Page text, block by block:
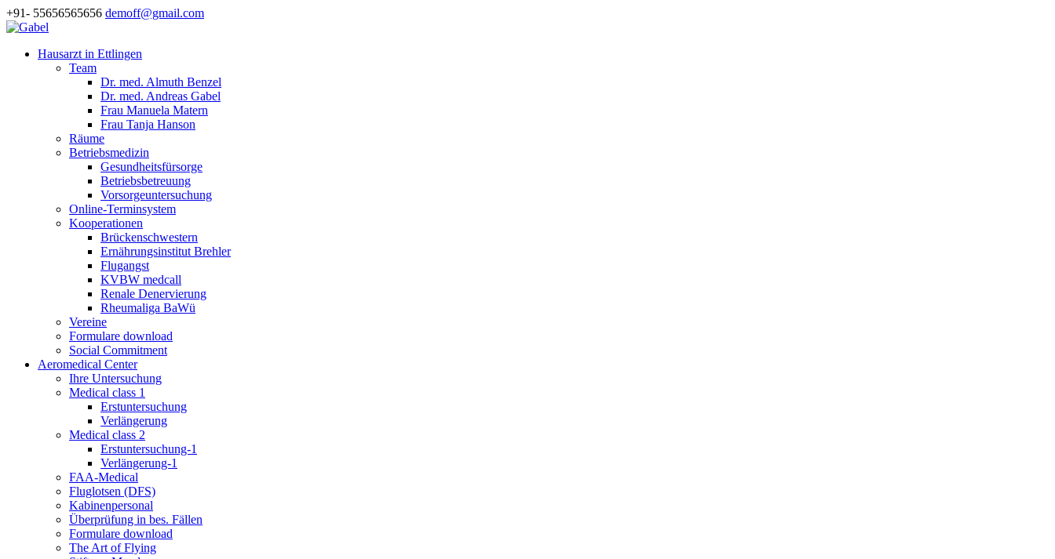
+91- 55656565656 demoff@gmail.com
Hausarzt in Ettlingen
Team
Dr. med. Almuth Benzel
Dr. med. Andreas Gabel
Frau Manuela Matern
Frau Tanja Hanson
Räume
Betriebsmedizin
Gesundheitsfürsorge
Betriebsbetreuung
Vorsorgeuntersuchung
Online-Terminsystem
Kooperationen
Brückenschwestern
Ernährungsinstitut Brehler
Flugangst
KVBW medcall
Renale Denervierung
Rheumaliga BaWü
Vereine
Formulare download
Social Commitment
Aeromedical Center
Ihre Untersuchung
Medical class 1
Erstuntersuchung
Verlängerung
Medical class 2
Erstuntersuchung-1
Verlängerung-1
FAA-Medical
Fluglotsen (DFS)
Kabinenpersonal
Überprüfung in bes. Fällen
Formulare download
The Art of Flying